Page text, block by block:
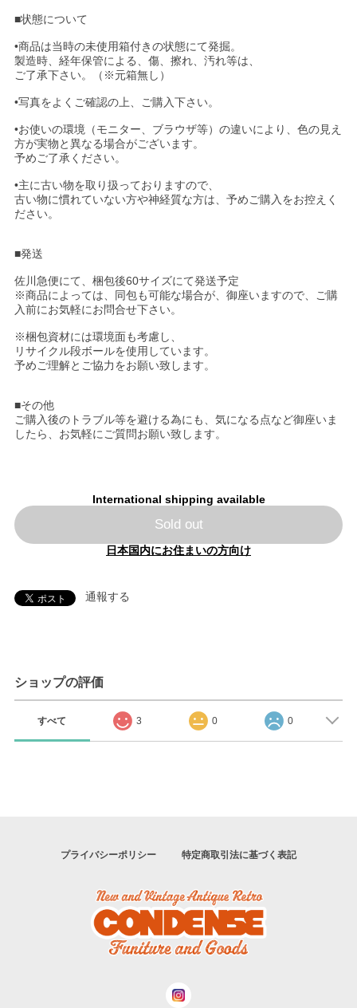
■状態について
•商品は当時の未使用箱付きの状態にて発掘。
製造時、経年保管による、傷、擦れ、汚れ等は、
ご了承下さい。（※元箱無し）
•写真をよくご確認の上、ご購入下さい。
•お使いの環境（モニター、ブラウザ等）の違いにより、色の見え
方が実物と異なる場合がございます。
予めご了承ください。
•主に古い物を取り扱っておりますので、
古い物に慣れていない方や神経質な方は、予めご購入をお控えく
ださい。
■発送
佐川急便にて、梱包後60サイズにて発送予定
※商品によっては、同包も可能な場合が、御座いますので、ご購
入前にお気軽にお問合せ下さい。
※梱包資材には環境面も考慮し、
リサイクル段ボールを使用しています。
予めご理解とご協力をお願い致します。
■その他
ご購入後のトラブル等を避ける為にも、気になる点など御座いま
したら、お気軽にご質問お願い致します。
International shipping available
Sold out
日本国内にお住まいの方向け
通報する
ショップの評価
すべて 3 0 0
プライバシーポリシー 特定商取引法に基づく表記